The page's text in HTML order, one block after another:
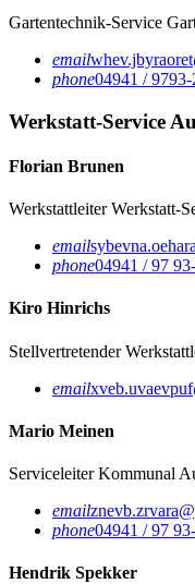
Gartentechnik-Service
email
phone04941 / 9793-
Werkstatt-Service
Florian Brunen
Werkstattleiter Werkstatt-
email
phone04941 / 97
Kiro Hinrichs
Stellvertretender
email
Mario Meinen
Serviceleiter Kommunal
email
phone04941 / 97
Hendrik Spekker